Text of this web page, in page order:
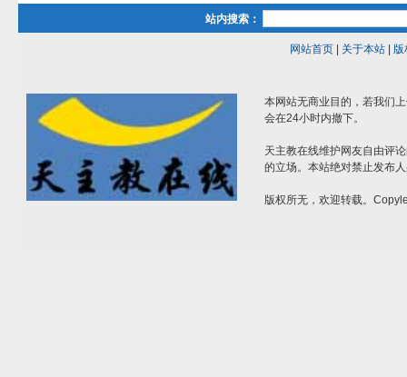
站内搜索：
网站首页| 关于本站| 版
本网站无商业目的，若我们
会在24小时内撤下。
天主教在线维护网友自由评
的立场。本站绝对禁止发布
版权所无，欢迎转载。